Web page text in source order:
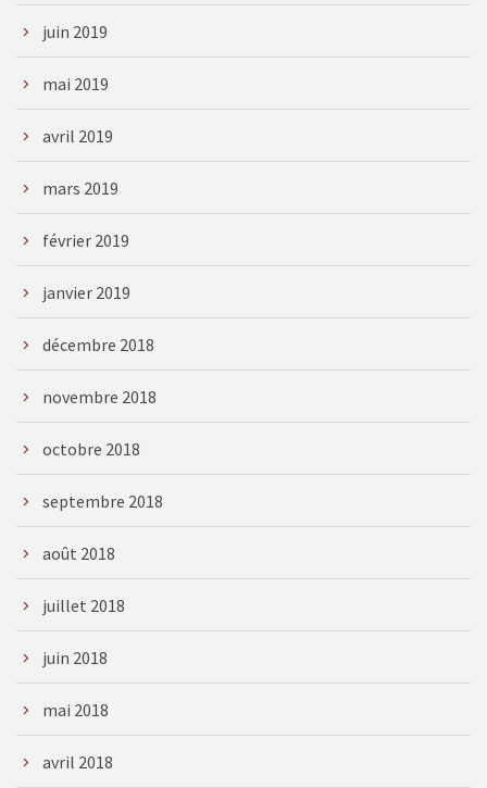
juin 2019
mai 2019
avril 2019
mars 2019
février 2019
janvier 2019
décembre 2018
novembre 2018
octobre 2018
septembre 2018
août 2018
juillet 2018
juin 2018
mai 2018
avril 2018